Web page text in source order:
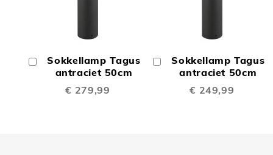
Sokkellamp Tagus
antraciet 50cm
€ 279,99
In
Winkelwagen
TE
Sokkellamp Tagus
antraciet 50cm
€ 249,99
In
Winkelwagen
TE